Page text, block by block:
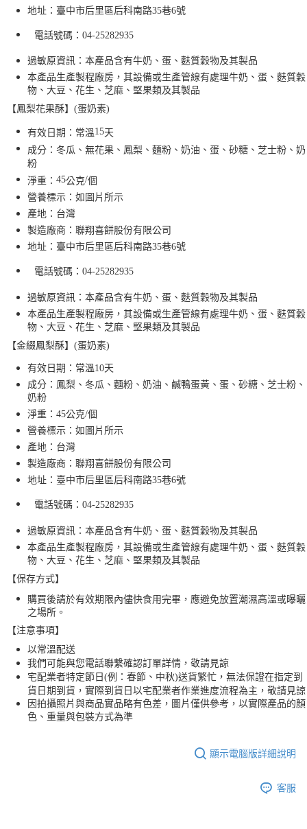
地址：臺中市后里區后科南路35巷6號
電話號碼： 04-25282935
過敏原資訊：本產品含有牛奶、蛋、麩質穀物及其製品
本產品生產製程廠房，其設備或生產管線有處理牛奶、蛋、麩質穀
物、大豆、花生、芝麻、堅果類及其製品
【鳳梨花果酥】(蛋奶素)
有效日期：常溫15天
成分：冬瓜、無花果、鳳梨、麵粉、奶油、蛋、砂糖、芝士粉、奶
粉
淨重： 45公克/個
營養標示：如圖片所示
產地：台灣
製造廠商：聯翔喜餅股份有限公司
地址：臺中市后里區后科南路35巷6號
電話號碼： 04-25282935
過敏原資訊：本產品含有牛奶、蛋、麩質穀物及其製品
本產品生產製程廠房，其設備或生產管線有處理牛奶、蛋、麩質穀
物、大豆、花生、芝麻、堅果類及其製品
【金綴鳳梨酥】(蛋奶素)
有效日期：常溫10天
成分：鳳梨、冬瓜、麵粉、奶油、鹹鴨蛋黃、蛋、砂糖、芝士粉、
奶粉
淨重：45公克/個
營養標示：如圖片所示
產地：台灣
製造廠商：聯翔喜餅股份有限公司
地址：臺中市后里區后科南路35巷6號
電話號碼： 04-25282935
過敏原資訊：本產品含有牛奶、蛋、麩質穀物及其製品
本產品生產製程廠房，其設備或生產管線有處理牛奶、蛋、麩質穀
物、大豆、花生、芝麻、堅果類及其製品
【保存方式】
購買後請於有效期限內儘快食用完畢，應避免放置潮濕高溫或曝曬
之場所。
【注意事項】
以常溫配送
我們可能與您電話聯繫確認訂單詳情，敬請見諒
宅配業者特定節日(例 ：春節、中秋)送貨繁忙，無法保證在指定到
貨日期到貨，實際到貨日以宅配業者作業進度流程為主，敬請見諒
因拍攝照片與商品實品略有色差，圖片僅供參考，以實際產品的顏
色、重量與包裝方式為準
顯示電腦版詳細說明
客服